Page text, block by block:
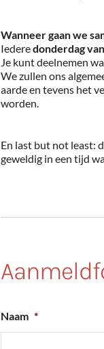
Wanneer gaan we
Iederedonderdag
Je kunt deelnemen
We zullen ons
aarde en tevens het
worden.
En last but not least:
geweldig in een tijd
Naam *